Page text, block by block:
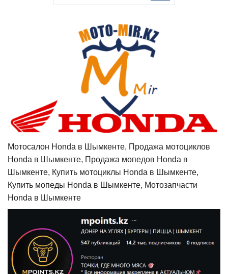
Мотосалон Honda в Шымкенте, Продажа мотоциклов
Honda в Шымкенте, Продажа мопедов Honda в
Шымкенте, Купить мотоциклы Honda в Шымкенте,
Купить мопеды Honda в Шымкенте, Мотозапчасти
Honda в Шымкенте